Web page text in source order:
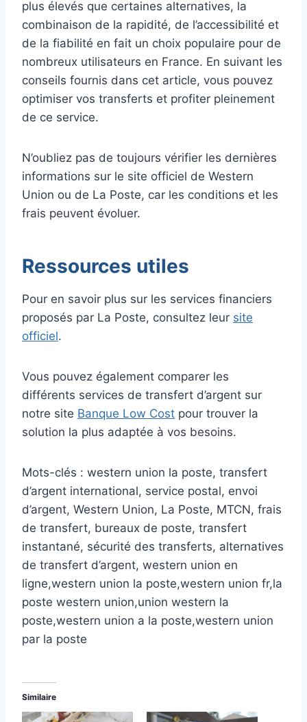
plus élevés que certaines alternatives, la
combinaison de la rapidité, de l’accessibilité et
de la fiabilité en fait un choix populaire pour de
nombreux utilisateurs en France. En suivant les
conseils fournis dans cet article, vous pouvez
optimiser vos transferts et profiter pleinement
de ce service.
N’oubliez pas de toujours vérifier les dernières
informations sur le site officiel de Western
Union ou de La Poste, car les conditions et les
frais peuvent évoluer.
Ressources utiles
Pour en savoir plus sur les services financiers
proposés par La Poste, consultez leur site
officiel.
Vous pouvez également comparer les
différents services de transfert d’argent sur
notre site Banque Low Cost pour trouver la
solution la plus adaptée à vos besoins.
Mots-clés : western union la poste, transfert
d’argent international, service postal, envoi
d’argent, Western Union, La Poste, MTCN, frais
de transfert, bureaux de poste, transfert
instantané, sécurité des transferts, alternatives
de transfert d’argent, western union en
ligne,western union la poste,western union fr,la
poste western union,union western la
poste,western union a la poste,western union
par la poste
Similaire